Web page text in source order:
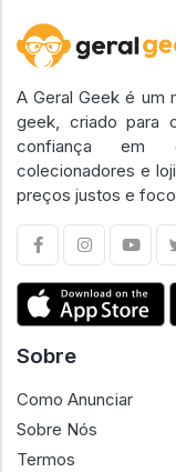
A Geral Geek é um
geek, criado para
confiança em
colecionadores e
preços justos e
Sobre
Como Anunciar
Sobre Nós
Termos